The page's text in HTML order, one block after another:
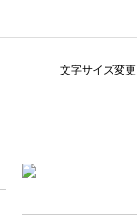
文字サイズ変更